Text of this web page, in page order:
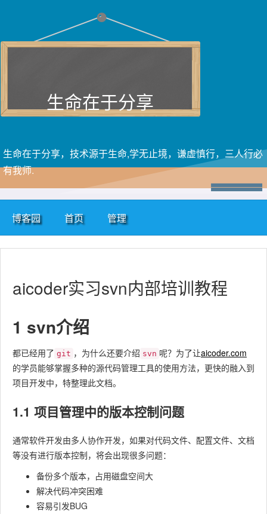
生命在于分享
生命在于分享，技术源于生命,学无止境，谦虚慎行，三人行必
有我师.
博客园 首页 管理
aicoder实习svn内部培训教程
1 svn介绍
都已经用了 git ，为什么还要介绍 svn 呢？为了让aicoder.com
的学员能够掌握多种的源代码管理工具的使用方法，更快的融入到
项目开发中，特整理此文档。
1.1 项目管理中的版本控制问题
通常软件开发由多人协作开发，如果对代码文件、配置文件、文档
等没有进行版本控制，将会出现很多问题：
备份多个版本，占用磁盘空间大
解决代码冲突困难
容易引发BUG